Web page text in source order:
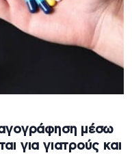
μέσω
για γιατρούς και